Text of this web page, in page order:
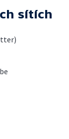
sítích